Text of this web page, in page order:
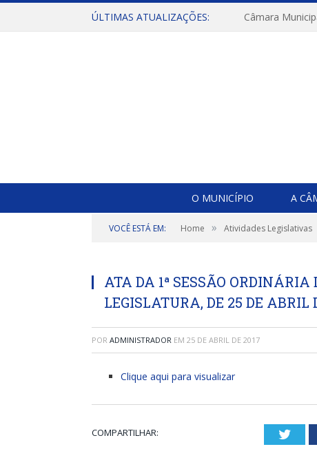
ÚLTIMAS ATUALIZAÇÕES:
O MUNICÍPIO A
VOCÊ ESTÁ EM: Home » Atividades Legislativas
ATA DA 1ª SESSÃO ORDINÁRIA
LEGISLATURA, DE 25 DE ABRIL
POR ADMINISTRADOR EM 25 DE ABRIL DE 2017
Clique aqui para visualizar
COMPARTILHAR: